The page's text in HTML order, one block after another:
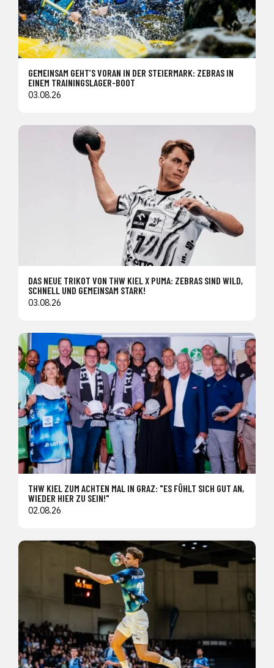
GEMEINSAM GEHT’S VORAN IN DER STEIERMARK: ZEBRAS IN
EINEM TRAININGSLAGER-BOOT
03.08.26
DAS NEUE TRIKOT VON THW KIEL X PUMA: ZEBRAS SIND WILD,
SCHNELL UND GEMEINSAM STARK!
03.08.26
THW KIEL ZUM ACHTEN MAL IN GRAZ: "ES FÜHLT SICH GUT AN,
WIEDER HIER ZU SEIN!"
02.08.26